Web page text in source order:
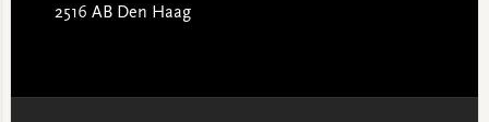
2516 AB Den Haag